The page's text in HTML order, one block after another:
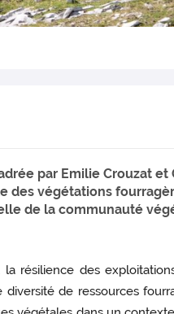
par Emilie Crouzat et
des végétations
de la communauté
résilience des
de ressources